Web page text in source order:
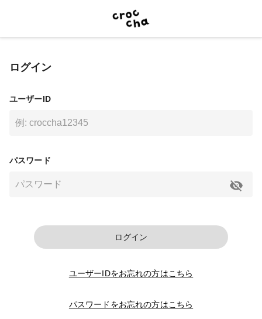
ログイン
ユーザーID
パスワード
ログイン
ユーザーIDをお忘れの方はこちら
パスワードをお忘れの方はこちら